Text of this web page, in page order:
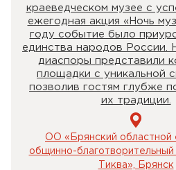
краеведческом музее с
ежегодная акция «Ночь
году событие было
единства народов России.
диаспоры представили
площадки с уникальной
позволив гостям глубже
их традиции.
ОО «Брянский областной
общинно-благотворительный
Тиква», Брянск